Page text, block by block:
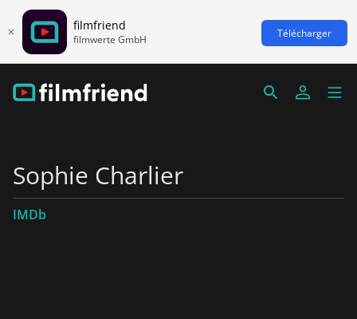
filmfriend
filmwerte GmbH Télécharger
Sophie Charlier
IMDb